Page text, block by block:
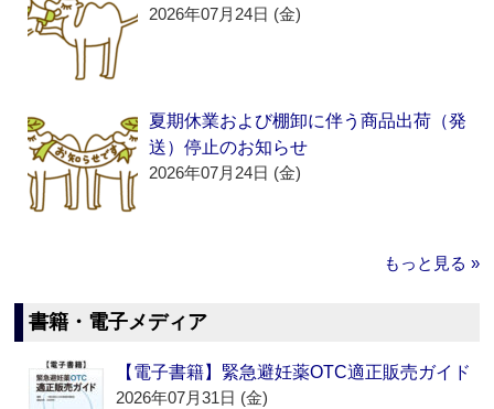
2026年07月24日 (金)
夏期休業および棚卸に伴う商品出荷（発
送）停止のお知らせ
2026年07月24日 (金)
もっと見る »
書籍・電子メディア
【電子書籍】緊急避妊薬OTC適正販売ガイド
2026年07月31日 (金)